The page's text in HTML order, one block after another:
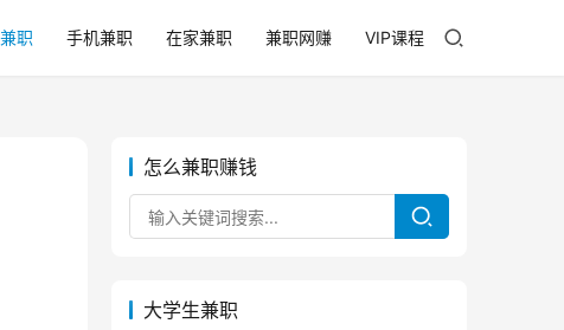
职 手机兼职 在家兼职 兼职网赚 VIP课程
怎么兼职赚钱
大学生兼职